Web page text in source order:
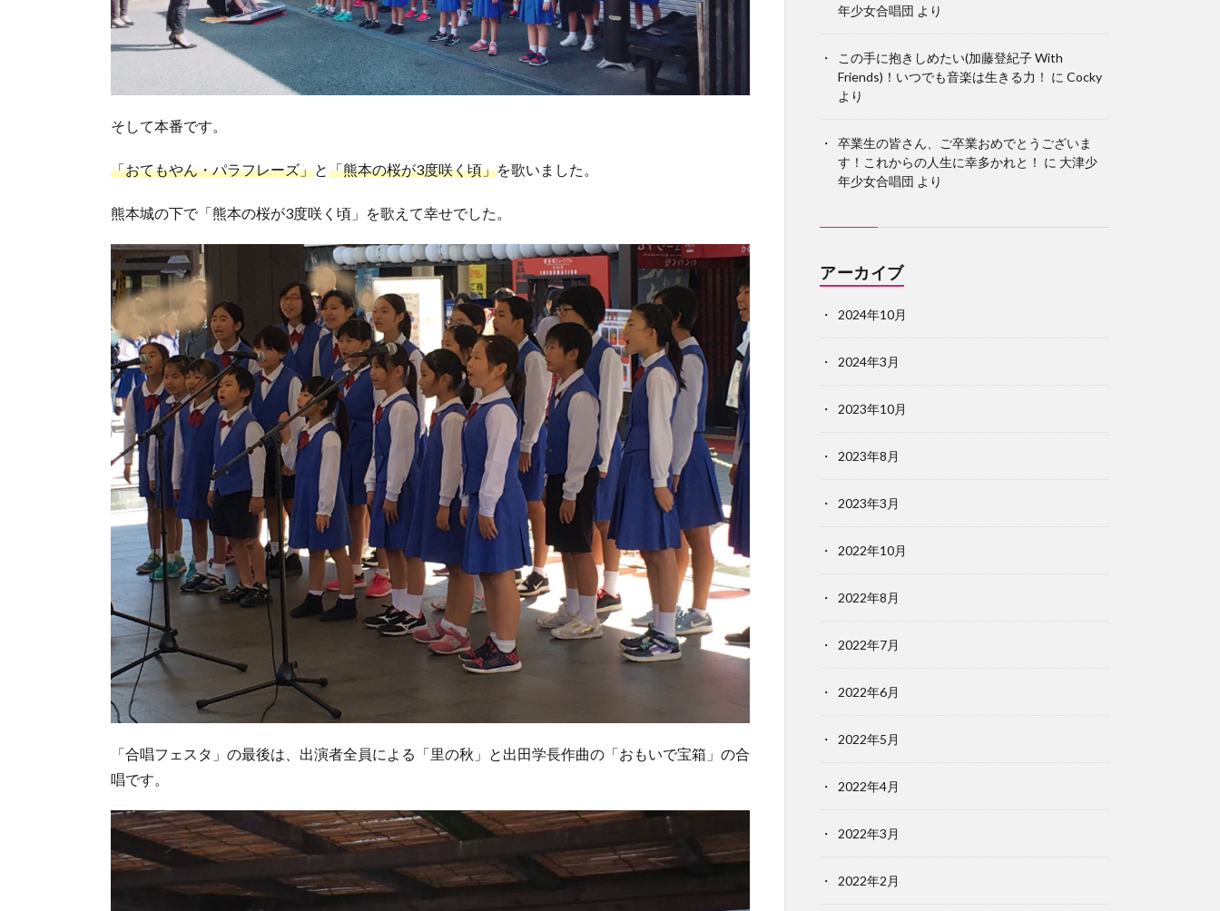
そして本番です。
「おてもやん・パラフレーズ」と「熊本の桜が3度咲く頃」を歌いました。
熊本城の下で「熊本の桜が3度咲く頃」を歌えて幸せでした。
「合唱フェスタ」の最後は、出演者全員による「里の秋」と出田学長作曲の「おもいで宝箱」の合
唱です。
年少女合唱団 より
この手に抱きしめたい(加藤登紀子 With
Friends)！いつでも音楽は生きる力！ に Cocky
より
卒業生の皆さん、ご卒業おめでとうございま
す！これからの人生に幸多かれと！ に 大津少
年少女合唱団 より
アーカイブ
2024年10月
2024年3月
2023年10月
2023年8月
2023年3月
2022年10月
2022年8月
2022年7月
2022年6月
2022年5月
2022年4月
2022年3月
2022年2月